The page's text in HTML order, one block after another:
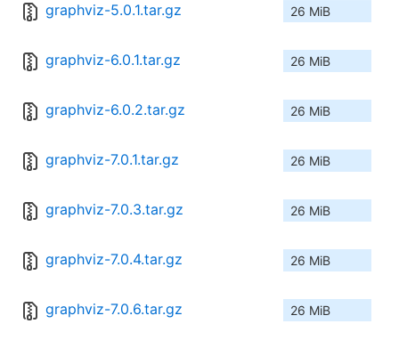
graphviz-5.0.1.tar.gz 26 MiB
graphviz-6.0.1.tar.gz 26 MiB
graphviz-6.0.2.tar.gz 26 MiB
graphviz-7.0.1.tar.gz 26 MiB
graphviz-7.0.3.tar.gz 26 MiB
graphviz-7.0.4.tar.gz 26 MiB
graphviz-7.0.6.tar.gz 26 MiB